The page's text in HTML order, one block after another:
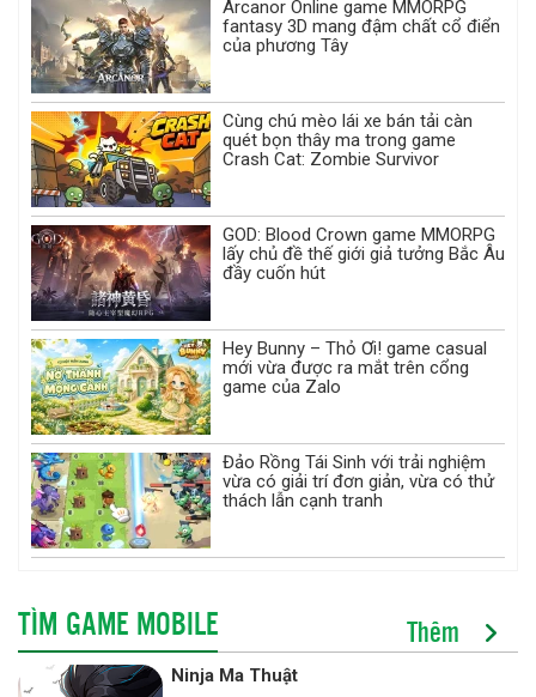
Arcanor Online game MMORPG
fantasy 3D mang đậm chất cổ điển
của phương Tây
Cùng chú mèo lái xe bán tải càn
quét bọn thây ma trong game
Crash Cat: Zombie Survivor
GOD: Blood Crown game MMORPG
lấy chủ đề thế giới giả tưởng Bắc Âu
đầy cuốn hút
Hey Bunny – Thỏ Ơi! game casual
mới vừa được ra mắt trên cổng
game của Zalo
Đảo Rồng Tái Sinh với trải nghiệm
vừa có giải trí đơn giản, vừa có thử
thách lẫn cạnh tranh
TÌM GAME MOBILE Thêm
Ninja Ma Thuật